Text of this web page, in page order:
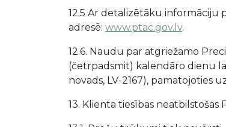
12.5 Ar detalizētāku informāciju
adresē: www.ptac.gov.lv.
12.6. Naudu par atgriežamo
(četrpadsmit) kalendāro dienu
novads, LV-2167), pamatojoties
13. Klienta tiesības neatbilstošas